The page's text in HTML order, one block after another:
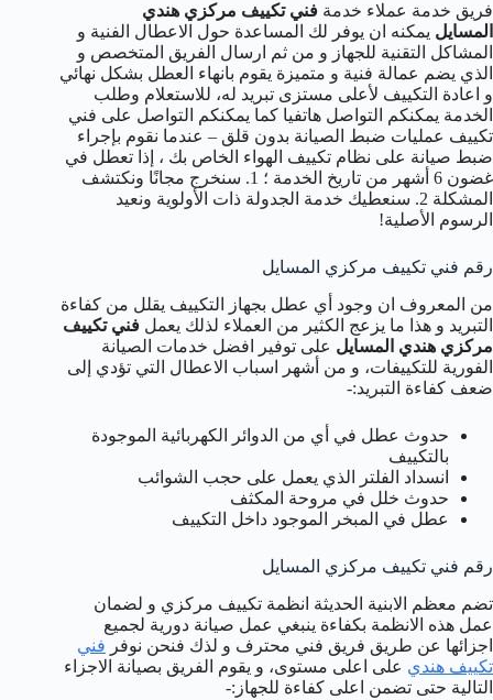
فريق خدمة عملاء خدمة فني تكييف مركزي هندي
المسايل يمكنه ان يوفر لك المساعدة حول الاعطال الفنية و
المشاكل التقنية للجهاز و من ثم ارسال الفريق المتخصص و
الذي يضم عمالة فنية و متميزة يقوم بانهاء العطل بشكل نهائي
و اعادة التكييف لأعلى مستزى تبريد له، للاستعلام وطلب
الخدمة يمكنكم التواصل هاتفيا كما يمكنكم التواصل على فني
تكييف عمليات ضبط الصيانة بدون قلق – عندما نقوم بإجراء
ضبط صيانة على نظام تكييف الهواء الخاص بك ، إذا تعطل في
غضون 6 أشهر من تاريخ الخدمة ؛ 1. سنخرج مجانًا ونكتشف
المشكلة 2. سنعطيك خدمة الجدولة ذات الأولوية ونعيد
الرسوم الأصلية!
رقم فني تكييف مركزي المسايل
من المعروف ان وجود أي عطل بجهاز التكييف يقلل من كفاءة
التبريد و هذا ما يزعج الكثير من العملاء لذلك يعمل فني تكييف
مركزي هندي المسايل على توفير افضل خدمات الصيانة
الفورية للتكييفات، و من أشهر اسباب الاعطال التي تؤدي إلى
ضعف كفاءة التبريد:-
حدوث عطل في أي من الدوائر الكهربائية الموجودة
بالتكييف
انسداد الفلتر الذي يعمل على حجب الشوائب
حدوث خلل في مروحة المكثف
عطل في المبخر الموجود داخل التكييف
رقم فني تكييف مركزي المسايل
تضم معظم الابنية الحديثة انظمة تكييف مركزي و لضمان
عمل هذه الانظمة بكفاءة ينبغي عمل صيانة دورية لجميع
اجزائها عن طريق فريق فني محترف و لذك فنحن نوفر فني
تكييف هندي على اعلى مستوى، و يقوم الفريق بصيانة الاجزاء
التالية حتى تضمن اعلى كفاءة للجهاز:-